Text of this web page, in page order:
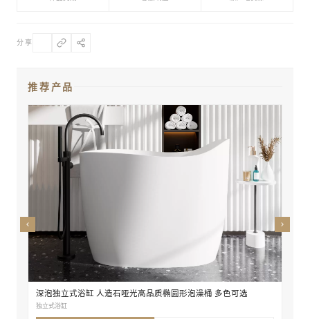
分享
推荐产品
深泡独立式浴缸 人造石哑光高品质椭圆形泡澡桶 多色可选
独立式浴缸